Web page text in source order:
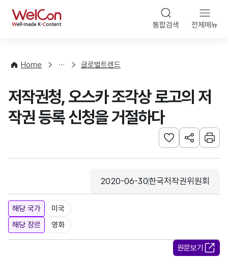
WelCon 통합검색 전체메뉴
Home
향
계
글로벌트렌드
저작권청, 오스카 조각상 로고의 저
작권 등록 신청을 거절하다
관심사 등록하기
URL 공유하
인쇄
등록일
2020-06-30
수집기관
한국저작권위원회
해당 국가
미국
해당 장르
영화
원문보기